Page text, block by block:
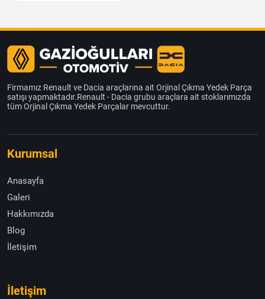
Firmamız Renault ve Dacia araçlarına ait Orjinal Çıkma Yedek Parça
satışı yapmaktadır.Renault - Dacia grubu araçlara ait stoklarımızda
tüm Orjinal Çıkma Yedek Parçalar mevcuttur.
Kurumsal
Anasayfa
Galeri
Hakkımızda
Blog
İletişim
İletişim